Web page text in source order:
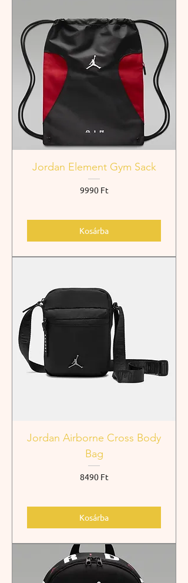
Jordan Element Gym Sack
Ár
9990 Ft
Kosárba
Jordan Airborne Cross Body
Bag
Ár
8490 Ft
Kosárba